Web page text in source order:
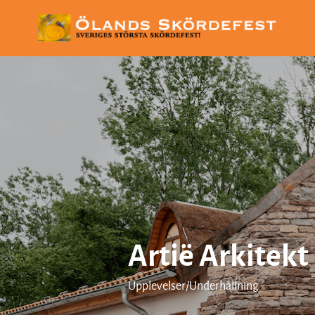
Artië Arkitekt
Upplevelser/Underhållning